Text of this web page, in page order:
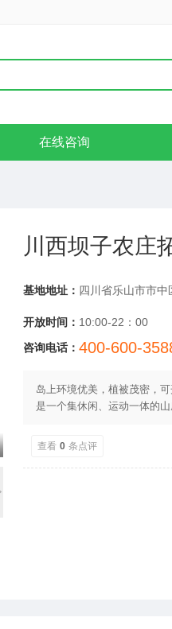
在线咨询
川西坝子农庄
基地地址： 四川省乐山市市
开放时间： 10:00-22：00
咨询电话： 400-600-
岛上环境优美，植被茂密，
是一个集休闲、运动一体的
查看 0 条点评